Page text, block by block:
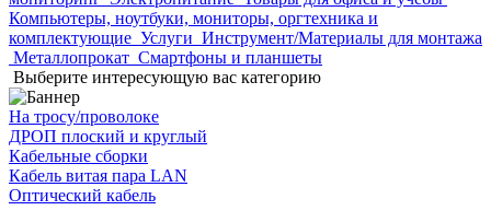
Компьютеры, ноутбуки, мониторы, оргтехника и
комплектующие Услуги Инструмент/Материалы для монтажа
Металлопрокат Смартфоны и планшеты
Выберите интересующую вас категорию
На тросу/проволоке
ДРОП плоский и круглый
Кабельные сборки
Кабель витая пара LAN
Оптический кабель